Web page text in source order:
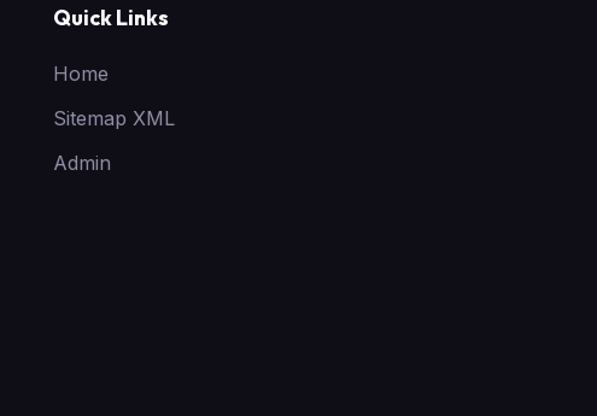
Quick Links
Home
Sitemap XML
Admin